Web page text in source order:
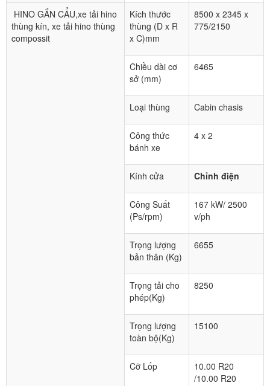
HINO GẮN CẨU,xe tải hino
thùng kín, xe tải hino thùng
compossit
Kích thước
thùng (D x R
x C)mm
8500 x 2345 x
775/2150
Chiều dài cơ
sở (mm)
6465
Loại thùng Cabin chasis
Công thức
bánh xe
4 x 2
Kính cửa Chỉnh điện
Công Suất
(Ps/rpm)
167 kW/ 2500
v/ph
Trọng lượng
bản thân (Kg)
6655
Trọng tải cho
phép(Kg)
8250
Trọng lượng
toàn bộ(Kg)
15100
Cỡ Lốp
10.00 R20
/10.00 R20